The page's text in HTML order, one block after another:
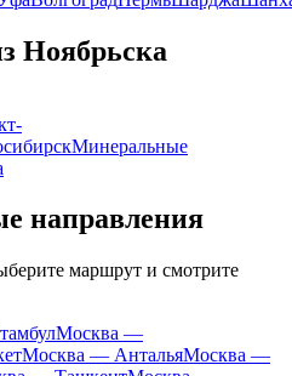
Ноябрьска
Минеральные
направления
маршрут и смотрите
Москва —
Москва — АнтальяМосква —